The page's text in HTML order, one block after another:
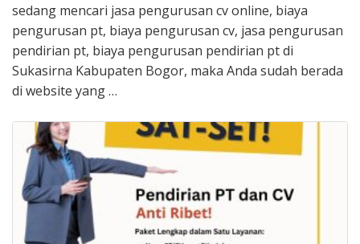
sedang mencari jasa pengurusan cv online, biaya
pengurusan pt, biaya pengurusan cv, jasa pengurusan
pendirian pt, biaya pengurusan pendirian pt di
Sukasirna Kabupaten Bogor, maka Anda sudah berada
di website yang …